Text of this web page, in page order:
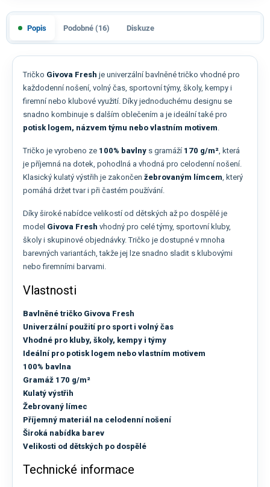
Popis Podobné (16) Diskuze
Tričko Givova Fresh je univerzální bavlněné tričko vhodné pro
každodenní nošení, volný čas, sportovní týmy, školy, kempy i
firemní nebo klubové využití. Díky jednoduchému designu se
snadno kombinuje s dalším oblečením a je ideální také pro
potisk logem, názvem týmu nebo vlastním motivem.
Tričko je vyrobeno ze 100% bavlny s gramáží 170 g/m², která
je příjemná na dotek, pohodlná a vhodná pro celodenní nošení.
Klasický kulatý výstřih je zakončen žebrovaným límcem, který
pomáhá držet tvar i při častém používání.
Díky široké nabídce velikostí od dětských až po dospělé je
model Givova Fresh vhodný pro celé týmy, sportovní kluby,
školy i skupinové objednávky. Tričko je dostupné v mnoha
barevných variantách, takže jej lze snadno sladit s klubovými
nebo firemními barvami.
Vlastnosti
Bavlněné tričko Givova Fresh
Univerzální použití pro sport i volný čas
Vhodné pro kluby, školy, kempy i týmy
Ideální pro potisk logem nebo vlastním motivem
100% bavlna
Gramáž 170 g/m²
Kulatý výstřih
Žebrovaný límec
Příjemný materiál na celodenní nošení
Široká nabídka barev
Velikosti od dětských po dospělé
Technické informace